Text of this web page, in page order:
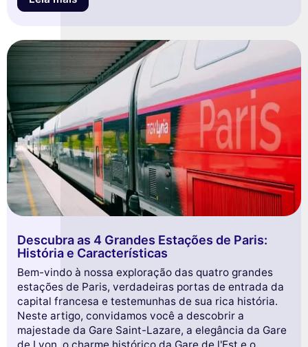
Descubra as 4 Grandes Estações de Paris:
História e Características
Bem-vindo à nossa exploração das quatro grandes
estações de Paris, verdadeiras portas de entrada da
capital francesa e testemunhas de sua rica história.
Neste artigo, convidamos você a descobrir a
majestade da Gare Saint-Lazare, a elegância da Gare